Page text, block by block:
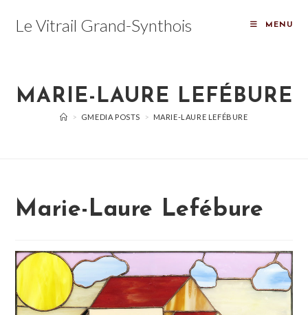
Le Vitrail Grand-Synthois MENU
MARIE-LAURE LEFÉBURE
> GMEDIA POSTS > MARIE-LAURE LEFÉBURE
Marie-Laure Lefébure